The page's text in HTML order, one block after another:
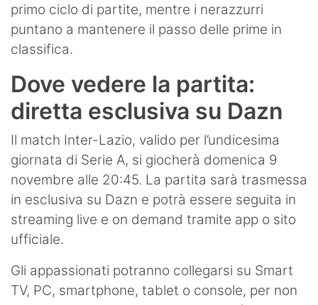
primo ciclo di partite, mentre i nerazzurri
puntano a mantenere il passo delle prime in
classifica.
Dove vedere la partita:
diretta esclusiva su Dazn
Il match Inter-Lazio, valido per l’undicesima
giornata di Serie A, si giocherà domenica 9
novembre alle 20:45. La partita sarà trasmessa
in esclusiva su Dazn e potrà essere seguita in
streaming live e on demand tramite app o sito
ufficiale.
Gli appassionati potranno collegarsi su Smart
TV, PC, smartphone, tablet o console, per non